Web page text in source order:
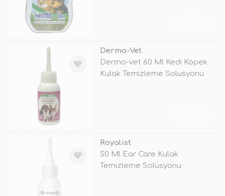
Dermo-Vet
Dermo-vet 60 Ml Kedi Köpek
Kulak Temizleme Solusyonu
Royalist
50 Ml Ear Care Kulak
Temizleme Solüsyonu